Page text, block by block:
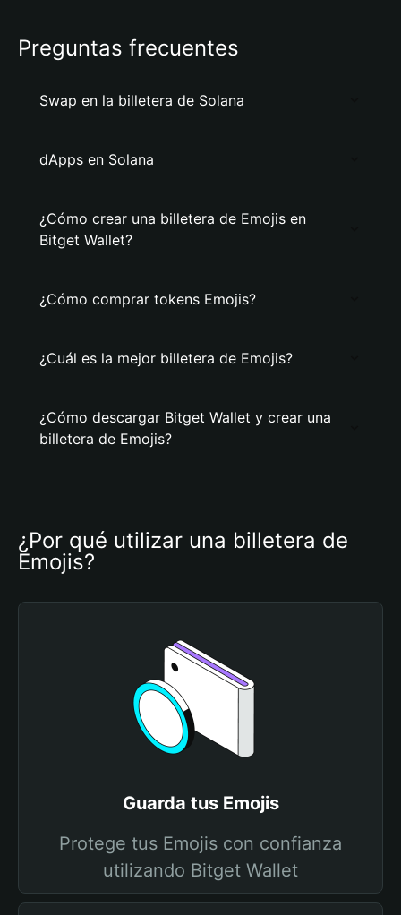
Preguntas frecuentes
Swap en la billetera de Solana
dApps en Solana
¿Cómo crear una billetera de Emojis en
Bitget Wallet?
¿Cómo comprar tokens Emojis?
¿Cuál es la mejor billetera de Emojis?
¿Cómo descargar Bitget Wallet y crear una
billetera de Emojis?
¿Por qué utilizar una billetera de
Emojis?
Guarda tus Emojis
Protege tus Emojis con confianza
utilizando Bitget Wallet